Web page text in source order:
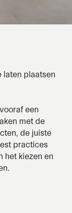
laten plaatsen
een
met de
de juiste
practices
het kiezen en